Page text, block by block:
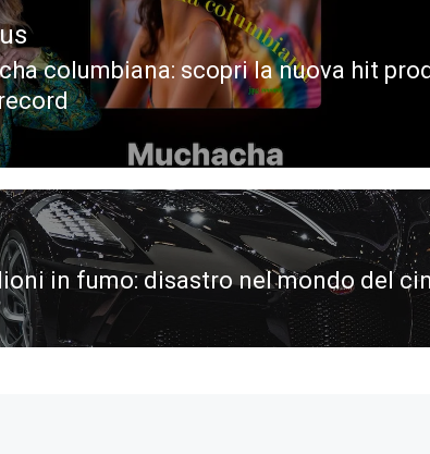
columbiana: scopri la nuova hit
in fumo: disastro nel mondo del